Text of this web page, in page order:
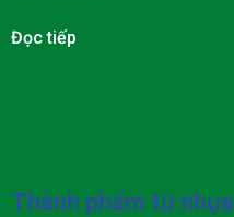
Đọc tiếp
Thành phẩm từ nhựa